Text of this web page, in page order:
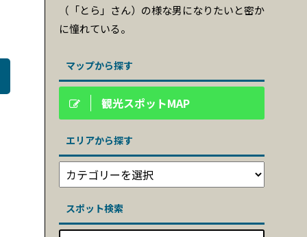
（「とら」さん）の様な男になりたいと密か
に憧れている。
マップから探す
観光スポットMAP
エリアから探す
スポット検索